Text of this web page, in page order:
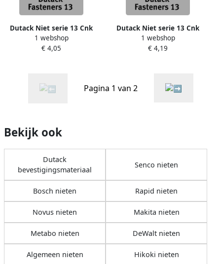
Dutack Niet serie 13 Cnk
10mm blister 1000 st.
5011003
1 webshop
€ 4,05
Dutack Niet serie 13 Cnk
8mm blister 1000 st.
5011002
1 webshop
€ 4,19
Pagina 1 van 2
Bekijk ook
Dutack
bevestigingsmateriaal
Senco nieten
Bosch nieten Rapid nieten
Novus nieten Makita nieten
Metabo nieten DeWalt nieten
Algemeen nieten Hikoki nieten